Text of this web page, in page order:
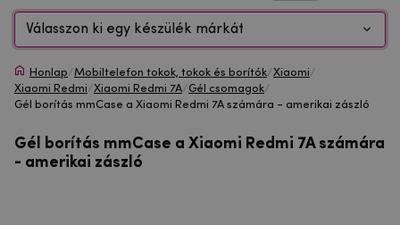
Válasszon ki egy készülék márkát
Honlap/Mobiltelefon tokok, tokok és borítók/Xiaomi/
Xiaomi Redmi/Xiaomi Redmi 7A/Gél csomagok/
Gél borítás mmCase a Xiaomi Redmi 7A számára - amerikai zászló
Gél borítás mmCase a Xiaomi Redmi 7A számára
- amerikai zászló